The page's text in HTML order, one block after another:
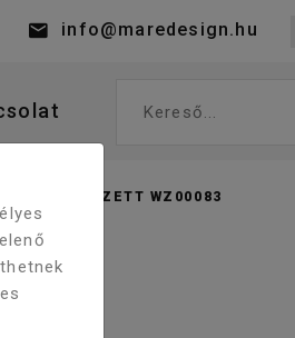
info@maredesign.hu
Kereső...
ZUHANYSZETT WZ00083